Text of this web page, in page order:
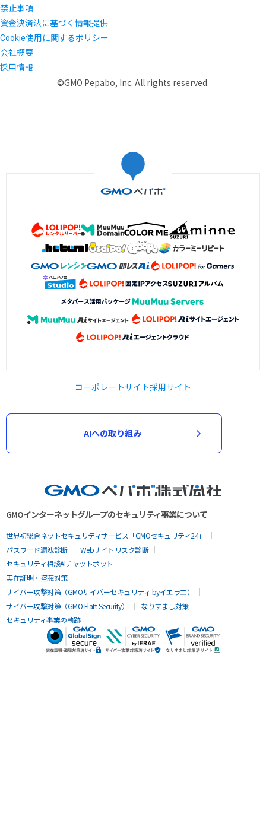
禁止事項
資金決済法に基づく情報提供
Cookie使用に関するポリシー
会社概要
採用情報
©GMO Pepabo, Inc. All rights reserved.
コーポレートサイト採用サイト
AIへの取り組み
GMOインターネットグループのセキュリティ事業について
世界初総合ネットセキュリティサービス「GMOセキュリティ24」
パスワード漏洩診断
Webサイトリスク診断
セキュリティ相談AIチャットボット
実在証明・盗聴対策
サイバー攻撃対策（GMOサイバーセキュリティ byイエラエ）
サイバー攻撃対策（GMO Flatt Security）
なりすまし対策
セキュリティ事業の軌跡